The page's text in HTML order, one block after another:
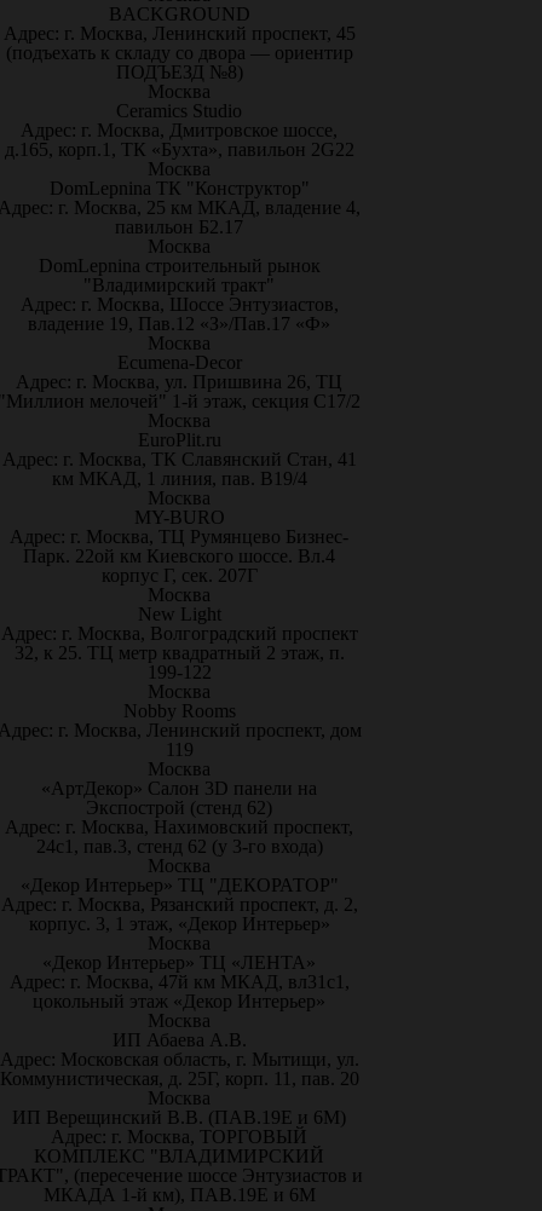
BACKGROUND
Адрес: г. Москва, Ленинский проспект, 45
(подъехать к складу со двора — ориентир
ПОДЪЕЗД №8)
Москва
Ceramics Studio
Адрес: г. Москва, Дмитровское шоссе,
д.165, корп.1, ТК «Бухта», павильон 2G22
Москва
DomLepnina ТК "Конструктор"
г. Москва, 25 км МКАД, владение 4,
павильон Б2.17
Москва
DomLepnina строительный рынок
"Владимирский тракт"
Адрес: г. Москва, Шоссе Энтузиастов,
владение 19, Пав.12 «З»/Пав.17 «Ф»
Москва
Ecumena-Decor
Адрес: г. Москва, ул. Пришвина 26, ТЦ
мелочей" 1-й этаж, секция С17/2
Москва
EuroPlit.ru
Адрес: г. Москва, ТК Славянский Стан, 41
км МКАД, 1 линия, пав. В19/4
Москва
MY-BURO
Адрес: г. Москва, ТЦ Румянцево Бизнес-
Парк. 22ой км Киевского шоссе. Вл.4
корпус Г, сек. 207Г
Москва
New Light
Адрес: г. Москва, Волгоградский проспект
32, к 25. ТЦ метр квадратный 2 этаж, п.
199-122
Москва
Nobby Rooms
г. Москва, Ленинский проспект, дом
119
Москва
«АртДекор» Салон 3D панели на
Экспострой (стенд 62)
Адрес: г. Москва, Нахимовский проспект,
24с1, пав.3, стенд 62 (у 3-го входа)
Москва
«Декор Интерьер» ТЦ "ДЕКОРАТОР"
Адрес: г. Москва, Рязанский проспект, д. 2,
корпус. 3, 1 этаж, «Декор Интерьер»
Москва
«Декор Интерьер» ТЦ «ЛЕНТА»
Адрес: г. Москва, 47й км МКАД, вл31с1,
цокольный этаж «Декор Интерьер»
Москва
ИП Абаева А.В.
Адрес: Московская область, г. Мытищи, ул.
Коммунистическая, д. 25Г, корп. 11, пав. 20
Москва
ИП Верещинский В.В. (ПАВ.19Е и 6М)
Адрес: г. Москва, ТОРГОВЫЙ
КОМПЛЕКС "ВЛАДИМИРСКИЙ
(пересечение шоссе Энтузиастов и
МКАДА 1-й км), ПАВ.19Е и 6М